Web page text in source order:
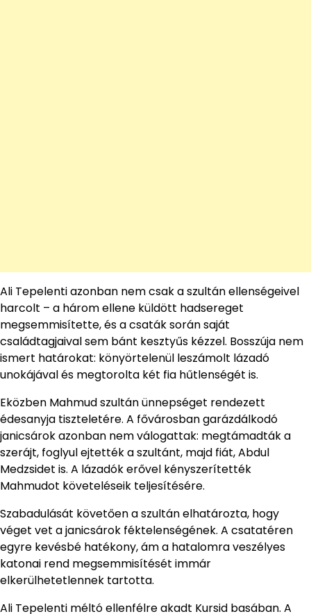
Ali Tepelenti azonban nem csak a szultán ellenségeivel
harcolt – a három ellene küldött hadsereget
megsemmisítette, és a csaták során saját
családtagjaival sem bánt kesztyűs kézzel. Bosszúja nem
ismert határokat: könyörtelenül leszámolt lázadó
unokájával és megtorolta két fia hűtlenségét is.
Eközben Mahmud szultán ünnepséget rendezett
édesanyja tiszteletére. A fővárosban garázdálkodó
janicsárok azonban nem válogattak: megtámadták a
szerájt, foglyul ejtették a szultánt, majd fiát, Abdul
Medzsidet is. A lázadók erővel kényszerítették
Mahmudot követeléseik teljesítésére.
Szabadulását követően a szultán elhatározta, hogy
véget vet a janicsárok féktelenségének. A csatatéren
egyre kevésbé hatékony, ám a hatalomra veszélyes
katonai rend megsemmisítését immár
elkerülhetetlennek tartotta.
Ali Tepelenti méltó ellenfélre akadt Kursid basában. A